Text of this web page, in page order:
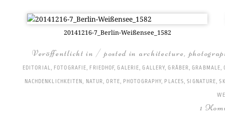
20141216-7_Ber­lin-Wei­ßen­see_1582
Veröffentlicht in / posted in architecture,
EDITORIAL, FOTOGRAFIE, FRIEDHOF,GALERIE,GALLERY,GRÄBER,GRABMALE,
NACHDENKLICHKEITEN, NATUR,ORTE, PHOTOGRAPHY, PLACES,SIGNATURE,
1